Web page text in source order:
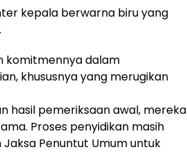
kepala berwarna biru yang
komitmennya dalam
khususnya yang merugikan
hasil pemeriksaan awal, mereka
Proses penyidikan masih
Penuntut Umum untuk